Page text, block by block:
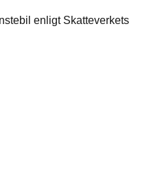
enligt Skatteverkets